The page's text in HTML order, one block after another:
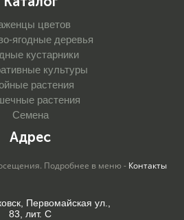
цветов
ягодные деревья
кустарники
культуры
растения
растения
Семена
Адрес
Подробнее в меню - Контакты
Первомайская ул.,
83, лит. С